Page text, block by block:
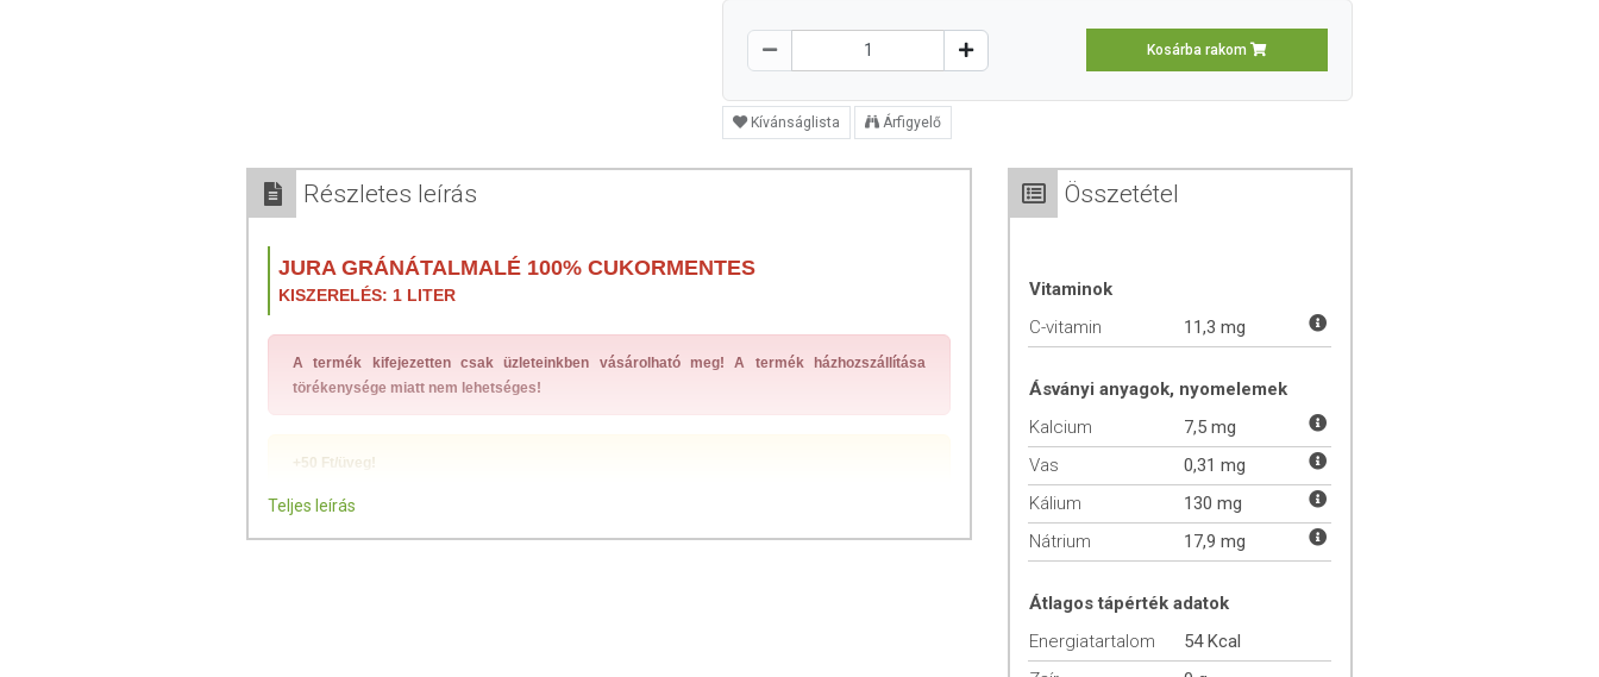
Kosárba rakom
Kívánságlista Árfigyelő
Részletes leírás
JURA GRÁNÁTALMALÉ 100% CUKORMENTES
KISZERELÉS: 1 LITER
A termék kifejezetten csak üzleteinkben vásárolható meg! A termék házhozszállítása
törékenysége miatt nem lehetséges!
+50 Ft/üveg!
Teljes leírás
Összetétel
Vitaminok
C-vitamin
11,3 mg
Ásványi anyagok, nyomelemek
Kalcium
7,5 mg
Vas
0,31 mg
Kálium
130 mg
Nátrium
17,9 mg
Átlagos tápérték adatok
Energiatartalom
54 Kcal